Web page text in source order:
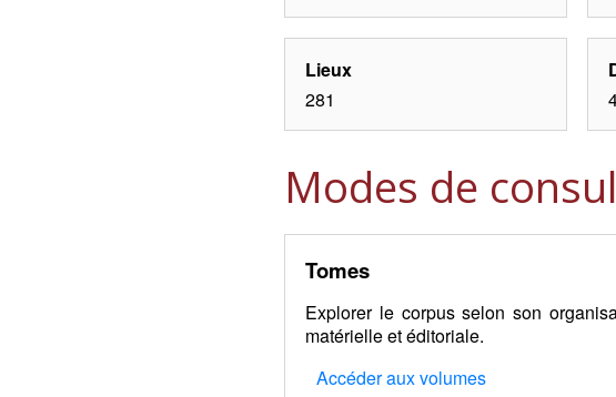
Lieux
281
Modes de
Tomes
Explorer le corpus selon son
matérielle et éditoriale.
Accéder aux volumes